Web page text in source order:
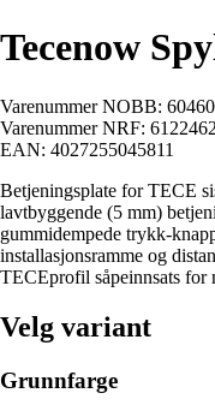
Tecenow
Varenummer NOBB:
Varenummer NRF: 6122462
EAN: 4027255045811
Betjeningsplate for TECE
lavtbyggende (5 mm)
gummidempede trykk-
installasjonsramme og
TECEprofil såpeinnsats for
Velg variant
Grunnfarge